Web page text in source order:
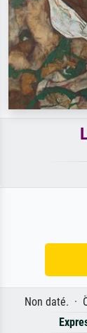
Non daté. ·